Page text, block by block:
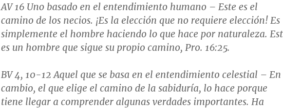
AV 16 Uno basado en el entendimiento humano – Este es el
camino de los necios. ¡Es la elección que no requiere elección! Es
simplemente el hombre haciendo lo que hace por naturaleza.
es un hombre que sigue su propio camino, Pro. 16:25.
BV 4, 10-12Aquel que se basa en el entendimiento celestial – En
cambio, el que elige el camino de la sabiduría, lo hace porque
tiene llegar a comprender algunas verdades importantes. Ha